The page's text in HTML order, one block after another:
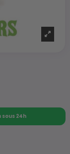
sous 24h